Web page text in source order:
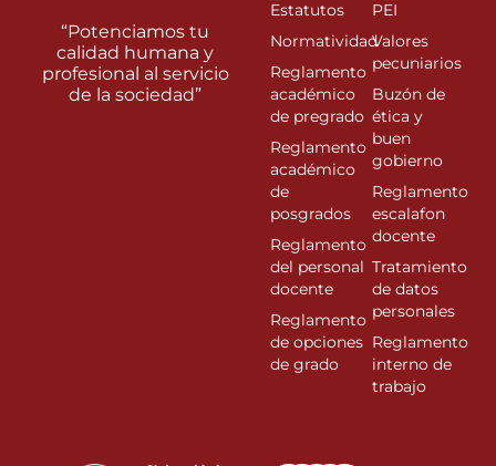
“Potenciamos tu
calidad humana y
profesional al servicio
de la sociedad”
Estatutos
Normatividad
Reglamento
académico
de pregrado
Reglamento
académico
de
posgrados
Reglamento
del personal
docente
Reglamento
de opciones
de grado
PEI
Valores
pecuniarios
Buzón de
ética y
buen
gobierno
Reglamento
escalafon
docente
Tratamiento
de datos
personales
Reglamento
interno de
trabajo